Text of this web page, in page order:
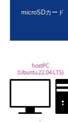
microSDカード